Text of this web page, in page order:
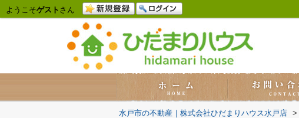
ようこそゲスト さん
水戸市の不動産｜株式会社ひだまりハウス水戸店 >